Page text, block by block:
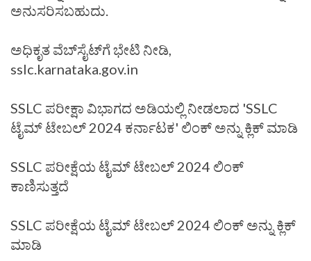
ಅನುಸರಿಸಬಹುದು.
ಅಧಿಕೃತ ವೆಬ್‌ಸೈಟ್‌ಗೆ ಭೇಟಿ ನೀಡಿ,
sslc.karnataka.gov.in
SSLC ಪರೀಕ್ಷಾ ವಿಭಾಗದ ಅಡಿಯಲ್ಲಿ ನೀಡಲಾದ 'SSLC
ಟೈಮ್ ಟೇಬಲ್ 2024 ಕರ್ನಾಟಕ' ಲಿಂಕ್ ಅನ್ನು ಕ್ಲಿಕ್ ಮಾಡಿ
SSLC ಪರೀಕ್ಷೆಯ ಟೈಮ್ ಟೇಬಲ್ 2024 ಲಿಂಕ್
ಕಾಣಿಸುತ್ತದೆ
SSLC ಪರೀಕ್ಷೆಯ ಟೈಮ್ ಟೇಬಲ್ 2024 ಲಿಂಕ್ ಅನ್ನು ಕ್ಲಿಕ್
ಮಾಡಿ